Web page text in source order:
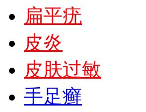
扁平疣
皮炎
皮肤过敏
手足癣